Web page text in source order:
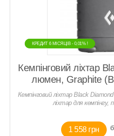
КРЕДИТ 6 МIСЯЦIВ - 0,01% !
КРЕДИТ 6 МIСЯЦIВ - 0,01% !
Кемпінговий ліхтар
люмен, Graphite
Кемпінговий ліхтар Black
ліхтар для кемпінгу,
1 558 грн